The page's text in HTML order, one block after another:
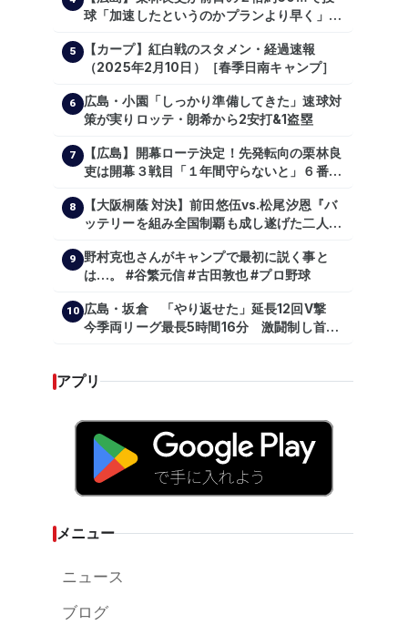
球「加速したというのかプランより早く」自
5
【カープ】紅白戦のスタメン・経過速報
（2025年2月10日）［春季日南キャンプ］
6
広島・小園「しっかり準備してきた」速球対
策が実りロッテ・朗希から2安打&1盗塁
7
【広島】開幕ローテ決定！先発転向の栗林良
吏は開幕３戦目「１年間守らないと」６番手
8
【大阪桐蔭 対決】前田悠伍vs.松尾汐恩『バ
ッテリーを組み全国制覇も成し遂げた二人
9
野村克也さんがキャンプで最初に説く事と
は…。 #谷繁元信 #古田敦也 #プロ野球
10 広島・坂倉 「やり返せた」延長12回V撃
今季両リーグ最長5時間16分 激闘制し首位
アプリ
メニュー
ニュース
ブログ